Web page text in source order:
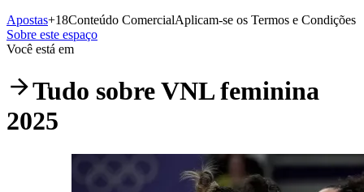
Apostas+18Conteúdo ComercialAplicam-se os Termos e Condições
Sobre este espaço
Você está em
Tudo sobreVNL feminina
2025